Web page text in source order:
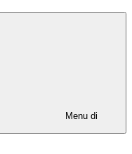
Menu di